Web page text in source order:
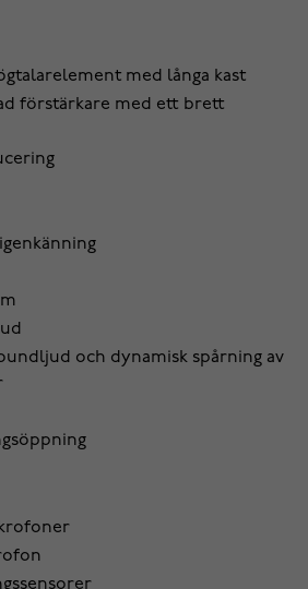
med långa kast
förstärkare med ett brett
och dynamisk spårning av